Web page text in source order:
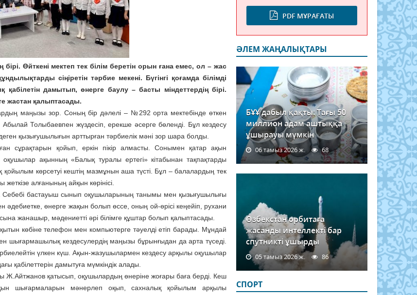
Өйткені мектеп тек білім беретін орын ғана емес, ол – жас
сіңіретін тәрбие мекені. Бүгінгі қоғамда білімді
дамытып, өнерге баулу – басты міндеттердің бірі.
жастан қалыптасады.
маңызы зор. Соның бір дәлелі – №292 орта мектебінде өткен
Толыбаевпен жүздесіп, ерекше әсерге бөленді. Бұл кездесу
қызығушылығын арттырған тәрбиелік мәні зор шара болды.
сұрақтарын қойып, еркін пікір алмасты. Сонымен қатар ақын
ақынның «Балық туралы ертегі» кітабынан тақпақтарды
көрсетуі кештің мазмұнын аша түсті. Бұл – балалардың тек
алғанының айқын көрінісі.
Себебі бастауыш сынып оқушыларының танымы мен қызығушылығы
әдебиетке, өнерге жақын болып өссе, оның ой-өрісі кеңейіп, рухани
жанашыр, мәдениетті әрі білімге құштар болып қалыптасады.
көбіне телефон мен компьютерге тәуелді етіп барады. Мұндай
шығармашылық кездесулердің маңызы бұрынғыдан да арта түседі.
үлкен күш. Ақын-жазушылармен кездесу арқылы оқушылар
дамытуға мүмкіндік алады.
Ж.Айтжанов қатысып, оқушылардың өнеріне жоғары баға берді. Кеш
шығармаларын мәнерлеп оқып, сахналық қойылым арқылы
PDF МҰРАҒАТЫ
ӘЛЕМ ЖАҢАЛЫҚТАРЫ
БҰҰ дабыл қақты: Тағы 50
миллион адам аштыққа
ұшырауы мүмкін
06 тамыз 2026 ж. 68
Өзбекстан орбитаға
жасанды интеллекті бар
спутникті ұшырды
05 тамыз 2026 ж. 86
СПОРТ